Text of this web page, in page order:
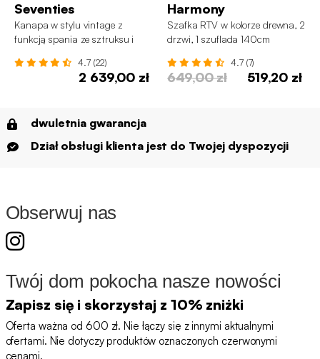
Seventies
Kanapa w stylu vintage z
funkcją spania ze sztruksu i
4.7 (22)
2 639,00 zł
Harmony
Szafka RTV w kolorze drewna, 2
drzwi, 1 szuflada 140cm
4.7 (7)
649,00 zł 519,20 zł
dwuletnia gwarancja
Dział obsługi klienta jest do Twojej dyspozycji
Obserwuj nas
Twój dom pokocha nasze nowości
Zapisz się i skorzystaj z 10% zniżki
Oferta ważna od 600 zł. Nie łączy się z innymi aktualnymi
ofertami. Nie dotyczy produktów oznaczonych czerwonymi
cenami.